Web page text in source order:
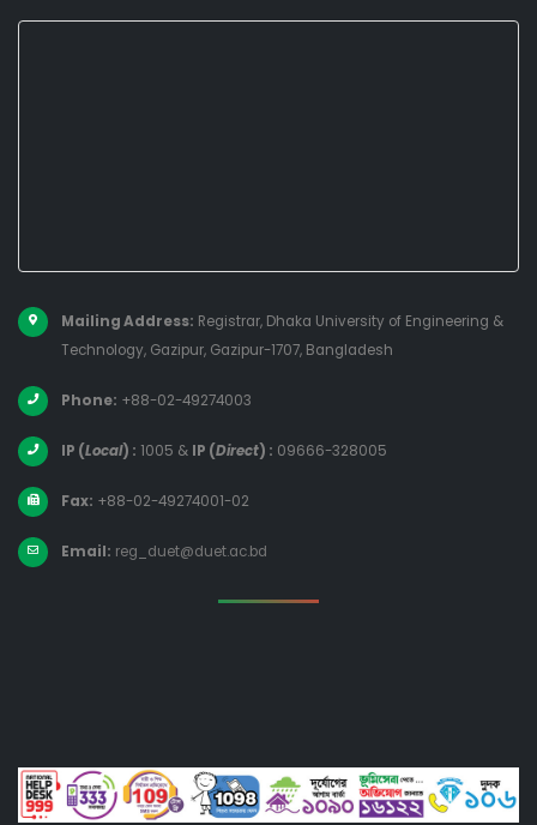
Mailing Address: Registrar, Dhaka University of Engineering &
Technology, Gazipur, Gazipur-1707, Bangladesh
Phone: +88-02-49274003
IP (Local) : 1005 & IP (Direct) : 09666-328005
Fax: +88-02-49274001-02
Email: reg_duet@duet.ac.bd